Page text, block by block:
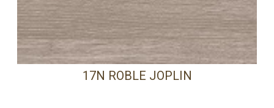
17N ROBLE JOPLIN